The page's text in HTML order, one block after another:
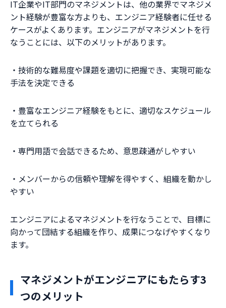
IT企業やIT部門のマネジメントは、他の業界でマネジメ
ント経験が豊富な方よりも、エンジニア経験者に任せる
ケースがよくあります。エンジニアがマネジメントを行
なうことには、以下のメリットがあります。
・技術的な難易度や課題を適切に把握でき、実現可能な
手法を決定できる
・豊富なエンジニア経験をもとに、適切なスケジュール
を立てられる
・専門用語で会話できるため、意思疎通がしやすい
・メンバーからの信頼や理解を得やすく、組織を動かし
やすい
エンジニアによるマネジメントを行なうことで、目標に
向かって団結する組織を作り、成果につなげやすくなり
ます。
マネジメントがエンジニアにもたらす3
つのメリット